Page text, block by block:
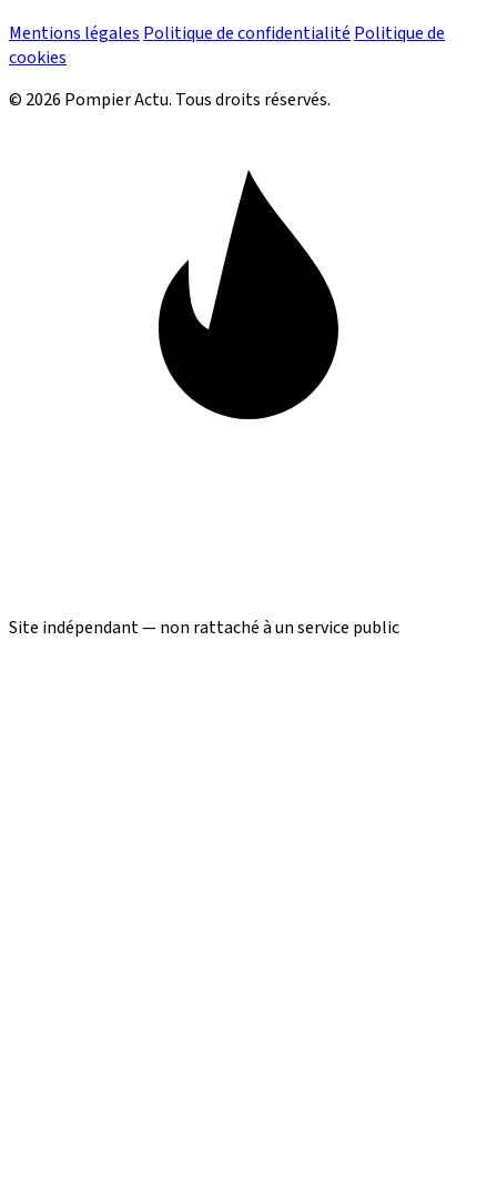
Mentions légales Politique de confidentialité Politique de
cookies
© 2026 Pompier Actu. Tous droits réservés.
Site indépendant — non rattaché à un service public